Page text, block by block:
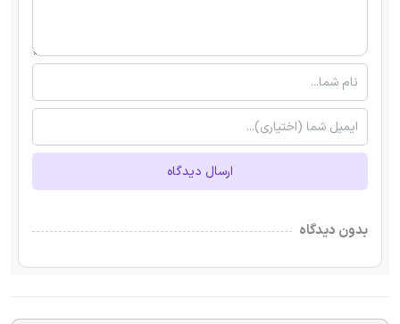
ارسال دیدگاه
بدون دیدگاه